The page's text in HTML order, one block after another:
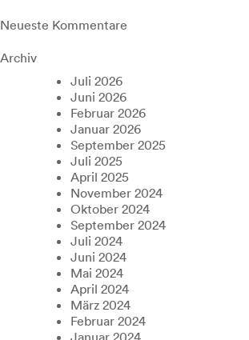
Neueste Kommentare
Archiv
Juli 2026
Juni 2026
Februar 2026
Januar 2026
September 2025
Juli 2025
April 2025
November 2024
Oktober 2024
September 2024
Juli 2024
Juni 2024
Mai 2024
April 2024
März 2024
Februar 2024
Januar 2024